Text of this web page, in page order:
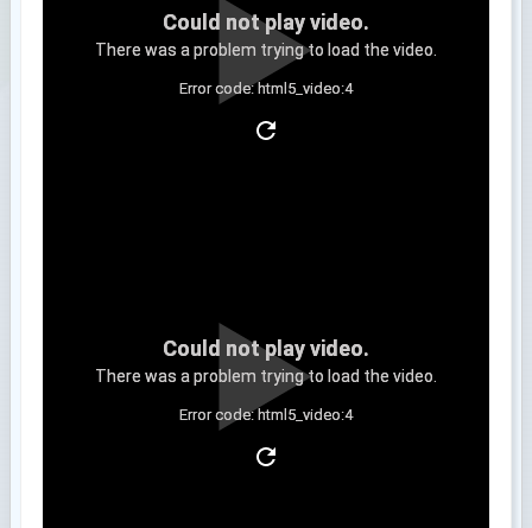
Could not play video.
There was a problem trying to load the video.
Error code: html5_video:4
Could not play video.
There was a problem trying to load the video.
Error code: html5_video:4